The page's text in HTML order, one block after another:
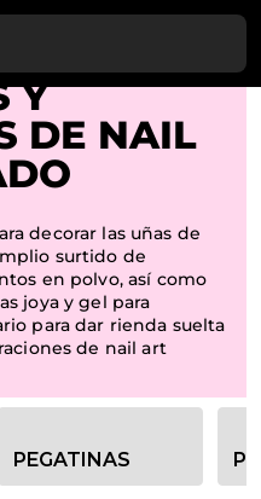
5 % en todos
€
Y
DE NAIL
decorar las uñas de
surtido de
en polvo, así como
joya y gel para
para dar rienda suelta
de nail art
PEGATINAS